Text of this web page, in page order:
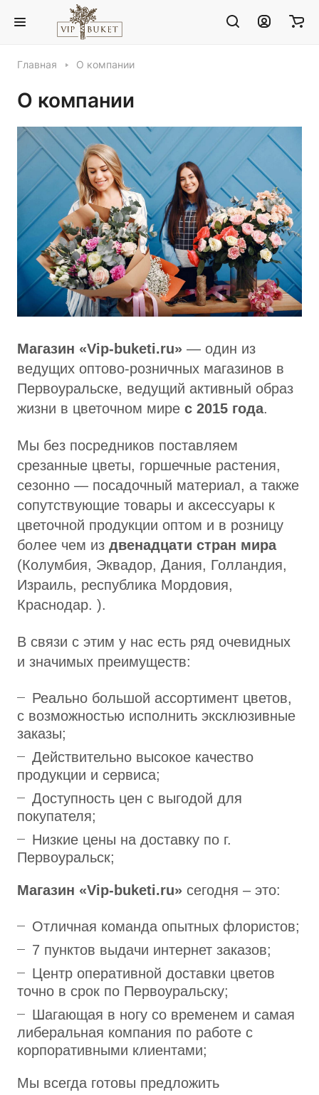
Главная О компании
О компании
Магазин «Vip-buketi.ru» — один из
ведущих оптово-розничных магазинов в
Первоуральске, ведущий активный образ
жизни в цветочном мире с 2015 года.
Мы без посредников поставляем
срезанные цветы, горшечные растения,
сезонно — посадочный материал, а также
сопутствующие товары и аксессуары к
цветочной продукции оптом и в розницу
более чем из двенадцати стран мира
(Колумбия, Эквадор, Дания, Голландия,
Израиль, республика Мордовия,
Краснодар. ).
В связи с этим у нас есть ряд очевидных
и значимых преимуществ:
Реально большой ассортимент цветов,
с возможностью исполнить эксклюзивные
заказы;
Действительно высокое качество
продукции и сервиса;
Доступность цен с выгодой для
покупателя;
Низкие цены на доставку по г.
Первоуральск;
Магазин «Vip-buketi.ru» сегодня – это:
Отличная команда опытных флористов;
7 пунктов выдачи интернет заказов;
Центр оперативной доставки цветов
точно в срок по Первоуральску;
Шагающая в ногу со временем и самая
либеральная компания по работе с
корпоративными клиентами;
Мы всегда готовы предложить